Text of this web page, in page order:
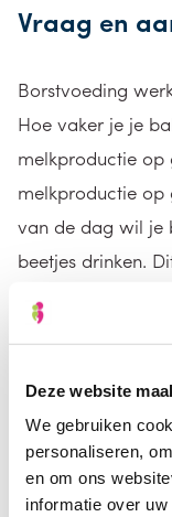
Deze website
We gebruiken
personaliseren,
en om ons
informatie over
Vraag en
Borstvoeding
Hoe vaker je je
melkproductie op
melkproductie
van de dag wil je
beetjes drinken.
hier onzeker
krijgen dat je
normaal: je baby
een aantal
beter op elkaar
je baby te blijven